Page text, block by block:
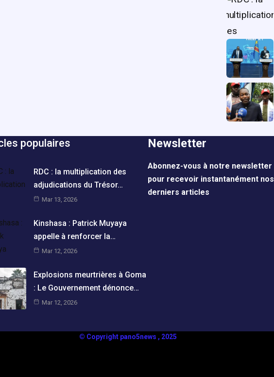
populaires
RDC : la multiplication des
adjudications du Trésor…
Mar 13, 2026
Kinshasa : Patrick Muyaya
appelle à renforcer la…
Mar 12, 2026
Explosions meurtrières à Goma
: Le Gouvernement dénonce…
Mar 12, 2026
Newsletter
Abonnez-vous à notre newsletter
pour recevoir instantanément nos
derniers articles
© Copyright pano5news , 2025